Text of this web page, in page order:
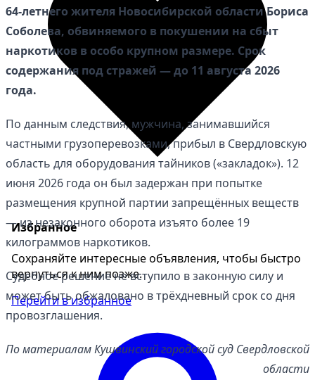
Избранное
Сохраняйте интересные объявления, чтобы быстро
вернуться к ним позже.
Перейти в избранное
64-летнего жителя Новосибирской области Бориса
Соболева, обвиняемого в покушении на сбыт
наркотиков в особо крупном размере. Срок
содержания под стражей — до 11 августа 2026
года.
По данным следствия, мужчина, занимавшийся
частными грузоперевозками, прибыл в Свердловскую
область для оборудования тайников («закладок»). 12
июня 2026 года он был задержан при попытке
размещения крупной партии запрещённых веществ
— из незаконного оборота изъято более 19
килограммов наркотиков.
Судебное решение не вступило в законную силу и
может быть обжаловано в трёхдневный срок со дня
провозглашения.
По материалам Кушвинский городской суд Свердловской
области